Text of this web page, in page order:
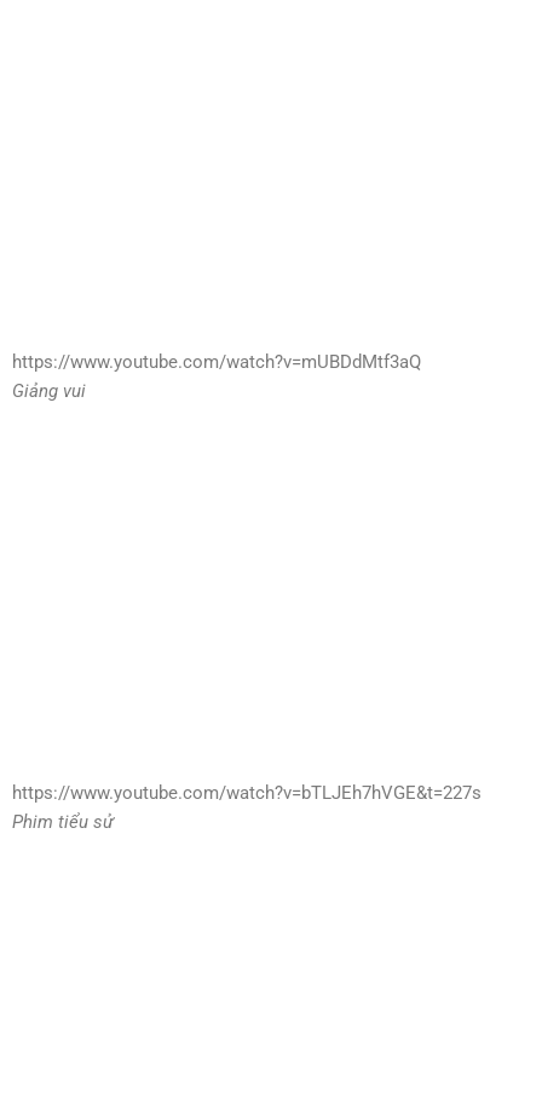
https://www.youtube.com/watch?v=mUBDdMtf3aQ
Giảng vui
https://www.youtube.com/watch?v=bTLJEh7hVGE&t=227s
Phim tiểu sử